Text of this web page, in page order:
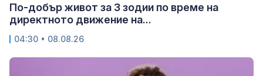
По-добър живот за 3 зодии по време на
директното движение на...
04:30 • 08.08.26